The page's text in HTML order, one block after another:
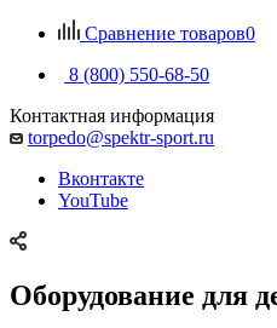
Сравнение товаров0
8 (800) 550-68-50
Контактная информация
torpedo@spektr-sport.ru
Вконтакте
YouTube
Оборудование для